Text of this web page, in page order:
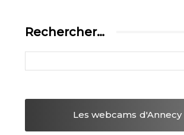
Rechercher…
Les webcams d'Annecy